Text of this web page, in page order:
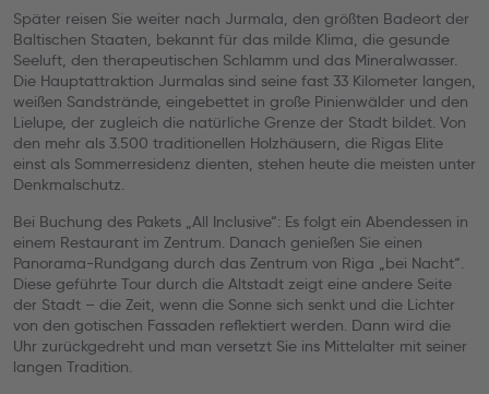
Später reisen Sie weiter nach Jurmala, den größten Badeort der
Baltischen Staaten, bekannt für das milde Klima, die gesunde
Seeluft, den therapeutischen Schlamm und das Mineralwasser.
Die Hauptattraktion Jurmalas sind seine fast 33 Kilometer langen,
weißen Sandstrände, eingebettet in große Pinienwälder und den
Lielupe, der zugleich die natürliche Grenze der Stadt bildet. Von
den mehr als 3.500 traditionellen Holzhäusern, die Rigas Elite
einst als Sommerresidenz dienten, stehen heute die meisten unter
Denkmalschutz.
Bei Buchung des Pakets „All Inclusive“: Es folgt ein Abendessen in
einem Restaurant im Zentrum. Danach genießen Sie einen
Panorama-Rundgang durch das Zentrum von Riga „bei Nacht“.
Diese geführte Tour durch die Altstadt zeigt eine andere Seite
der Stadt – die Zeit, wenn die Sonne sich senkt und die Lichter
von den gotischen Fassaden reflektiert werden. Dann wird die
Uhr zurückgedreht und man versetzt Sie ins Mittelalter mit seiner
langen Tradition.